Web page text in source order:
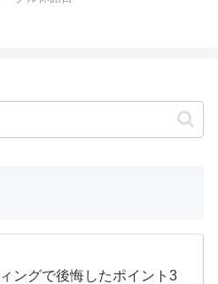
ングで後悔したポイント3